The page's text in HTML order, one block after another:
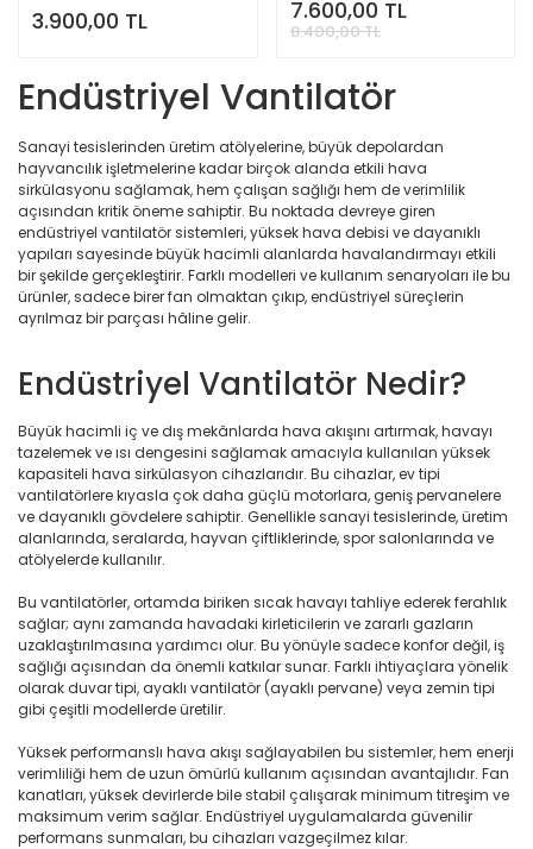
3.900,00 TL 7.600,00 TL
8.400,00 TL
Endüstriyel Vantilatör
Sanayi tesislerinden üretim atölyelerine, büyük depolardan
hayvancılık işletmelerine kadar birçok alanda etkili hava
sirkülasyonu sağlamak, hem çalışan sağlığı hem de verimlilik
açısından kritik öneme sahiptir. Bu noktada devreye giren
endüstriyel vantilatör sistemleri, yüksek hava debisi ve dayanıklı
yapıları sayesinde büyük hacimli alanlarda havalandırmayı etkili
bir şekilde gerçekleştirir. Farklı modelleri ve kullanım senaryoları ile bu
ürünler, sadece birer fan olmaktan çıkıp, endüstriyel süreçlerin
ayrılmaz bir parçası hâline gelir.
Endüstriyel Vantilatör Nedir?
Büyük hacimli iç ve dış mekânlarda hava akışını artırmak, havayı
tazelemek ve ısı dengesini sağlamak amacıyla kullanılan yüksek
kapasiteli hava sirkülasyon cihazlarıdır. Bu cihazlar, ev tipi
vantilatörlere kıyasla çok daha güçlü motorlara, geniş pervanelere
ve dayanıklı gövdelere sahiptir. Genellikle sanayi tesislerinde, üretim
alanlarında, seralarda, hayvan çiftliklerinde, spor salonlarında ve
atölyelerde kullanılır.
Bu vantilatörler, ortamda biriken sıcak havayı tahliye ederek ferahlık
sağlar; aynı zamanda havadaki kirleticilerin ve zararlı gazların
uzaklaştırılmasına yardımcı olur. Bu yönüyle sadece konfor değil, iş
sağlığı açısından da önemli katkılar sunar. Farklı ihtiyaçlara yönelik
olarak duvar tipi, ayaklı vantilatör (ayaklı pervane) veya zemin tipi
gibi çeşitli modellerde üretilir.
Yüksek performanslı hava akışı sağlayabilen bu sistemler, hem enerji
verimliliği hem de uzun ömürlü kullanım açısından avantajlıdır. Fan
kanatları, yüksek devirlerde bile stabil çalışarak minimum titreşim ve
maksimum verim sağlar. Endüstriyel uygulamalarda güvenilir
performans sunmaları, bu cihazları vazgeçilmez kılar.